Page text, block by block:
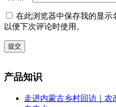
在此浏览器中保存我的显示
以便下次评论时使用。
提交
产品知识
走进内蒙古乡村回访｜